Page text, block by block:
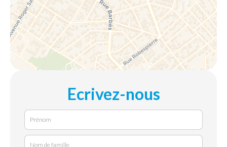
Ecrivez-nous